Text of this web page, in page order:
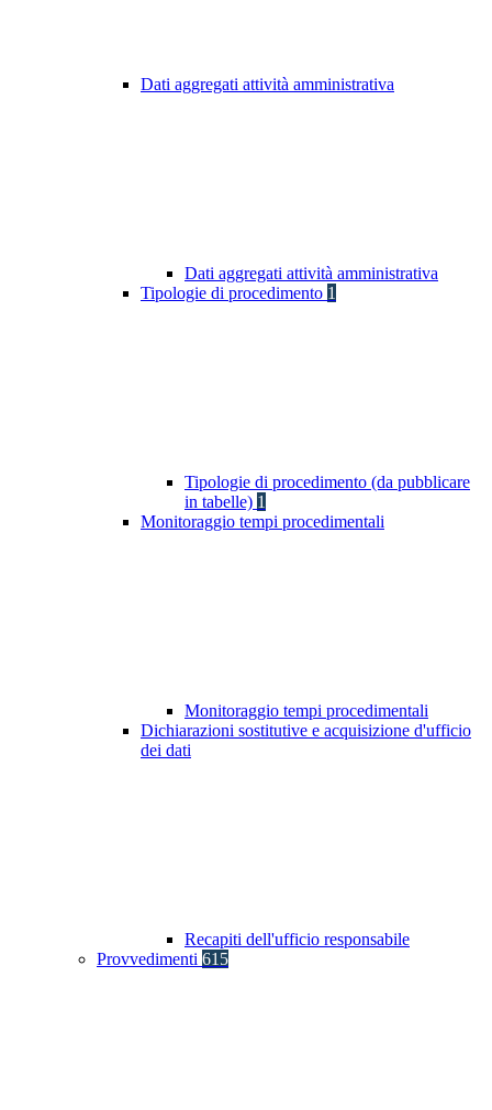
Dati aggregati attività amministrativa
Dati aggregati attività amministrativa
Tipologie di procedimento 1
Tipologie di procedimento (da pubblicare
in tabelle) 1
Monitoraggio tempi procedimentali
Monitoraggio tempi procedimentali
Dichiarazioni sostitutive e acquisizione d'ufficio
dei dati
Recapiti dell'ufficio responsabile
Provvedimenti 615